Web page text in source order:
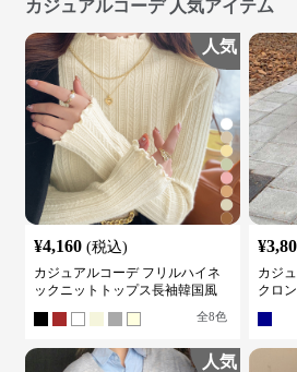
カジュアルコーデ 人気アイテム
人気
¥4,160 (税込)
カジュアルコーデ フリルハイネ
ックニットトップス長袖韓国風
全8色
¥
カジ
クロ
人気